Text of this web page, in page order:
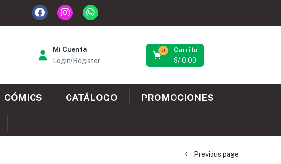
Mi Cuenta
Login/Register
Carrito
0
S/0.00
CÓMICS CATÁLOGO PROMOCIONES
Previous page